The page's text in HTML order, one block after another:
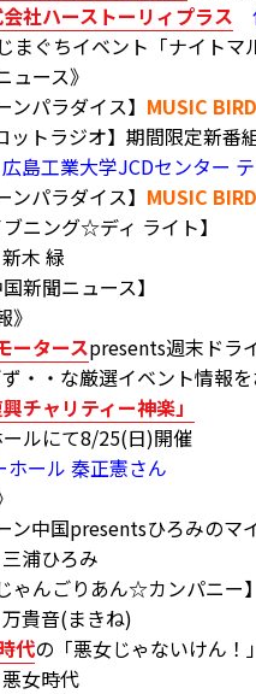
社ハーストーリィプラス
まぐちイベント「ナイトマ
ース》
パラダイス】 MUSIC BIRD
ットラジオ】期間限定新番
広島工業大学JCDセンター
パラダイス】 MUSIC BIRD
ニング☆ディ ライト】
木 緑
新聞ニュース】
ータースpresents週末ドラ
・・な厳選イベント情報
チャリティー神楽」
ルにて8/25(日)開催
ホール 秦正憲さん
ン中国presentsひろみのマ
浦ひろみ
ゃんごりあん☆カンパニー】
貴音(まきね)
代の「悪女じゃないけん！
女時代